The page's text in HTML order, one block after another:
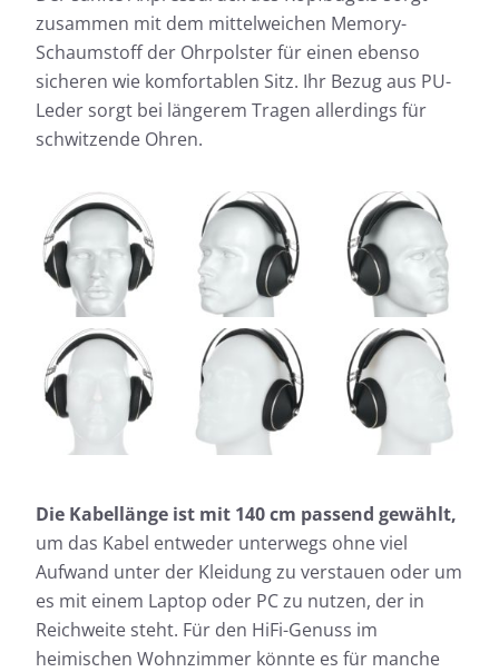
zusammen mit dem mittelweichen Memory-
Schaumstoff der Ohrpolster für einen ebenso
sicheren wie komfortablen Sitz. Ihr Bezug aus PU-
Leder sorgt bei längerem Tragen allerdings für
schwitzende Ohren.
Die Kabellänge ist mit 140 cm passend gewählt,
um das Kabel entweder unterwegs ohne viel
Aufwand unter der Kleidung zu verstauen oder um
es mit einem Laptop oder PC zu nutzen, der in
Reichweite steht. Für den HiFi-Genuss im
heimischen Wohnzimmer könnte es für manche